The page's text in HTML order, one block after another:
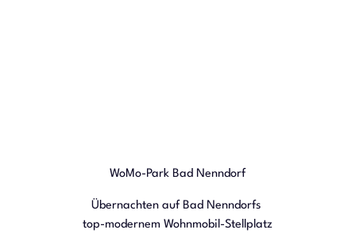
WoMo-Park Bad Nenndorf
Übernachten auf Bad Nenndorfs
top-modernem Wohnmobil-Stellplatz